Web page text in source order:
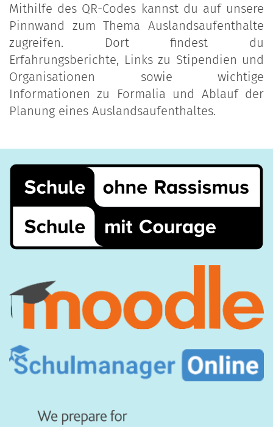
Mithilfe des QR-Codes kannst du auf unsere
Pinnwand zum Thema Auslandsaufenthalte
zugreifen. Dort findest du
Erfahrungsberichte, Links zu Stipendien und
Organisationen sowie wichtige
Informationen zu Formalia und Ablauf der
Planung eines Auslandsaufenthaltes.